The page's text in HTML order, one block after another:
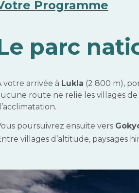
Programme
parc
votre arrivée à Lukla (2 800 m),
route ne relie les villages de
poursuivrez ensuite vers
villages d’altitude, paysages